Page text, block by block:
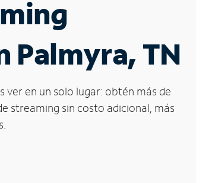
Palmyra, TN
ver en un solo lugar: obtén más de
streaming sin costo adicional, más